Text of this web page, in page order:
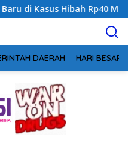
Hibah Rp40 Miliar
DAERAH HARI BESAR